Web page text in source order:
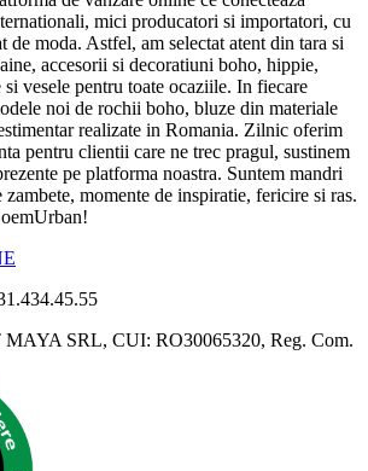
mici producatori si importatori, cu
de moda. Astfel, am selectat atent din tara si
accesorii si decoratiuni boho, hippie,
vesele pentru toate ocaziile. In fiecare
noi de rochii boho, bluze din materiale
realizate in Romania. Zilnic oferim
pentru clientii care ne trec pragul, sustinem
pe platforma noastra. Suntem mandri
zambete, momente de inspiratie, fericire si ras.
SRL, CUI: RO30065320, Reg. Com.